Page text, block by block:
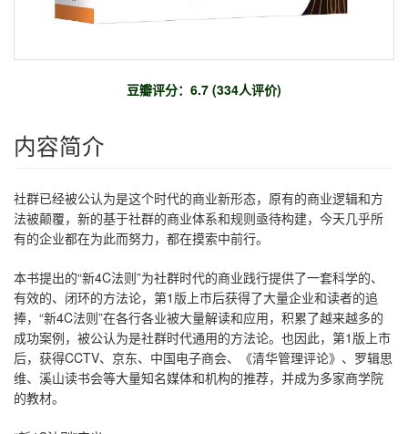
豆瓣评分：6.7 (334人评价)
内容简介
社群已经被公认为是这个时代的商业新形态，原有的商业逻辑和方
法被颠覆，新的基于社群的商业体系和规则亟待构建，今天几乎所
有的企业都在为此而努力，都在摸索中前行。
本书提出的“新4C法则”为社群时代的商业践行提供了一套科学的、
有效的、闭环的方法论，第1版上市后获得了大量企业和读者的追
捧，“新4C法则”在各行各业被大量解读和应用，积累了越来越多的
成功案例，被公认为是社群时代通用的方法论。也因此，第1版上市
后，获得CCTV、京东、中国电子商会、《清华管理评论》、罗辑思
维、溪山读书会等大量知名媒体和机构的推荐，并成为多家商学院
的教材。